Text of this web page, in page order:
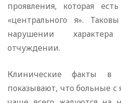
проявления, которая
«центрального я».
нарушении
отчуждении.
Клинические факты в
показывают, что больные